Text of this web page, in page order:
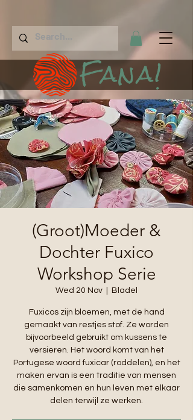
Fana!
(Groot)Moeder &
Dochter Fuxico
Workshop Serie
Wed 20 Nov Bladel
Fuxicos zijn bloemen, met de hand
gemaakt van restjes stof. Ze worden
bijvoorbeeld gebruikt om kussens te
versieren. Het woord komt van het
Portugese woord fuxicar (roddelen), en het
maken ervan is een traditie van mensen
die samenkomen en hun leven met elkaar
delen terwijl ze werken.